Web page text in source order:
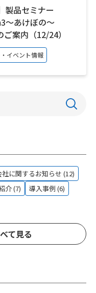
製品セミナー
～あけぼの～
案内（12/24）
イベント情報
社に関するお知らせ (12)
介 (7)
導入事例 (6)
て見る